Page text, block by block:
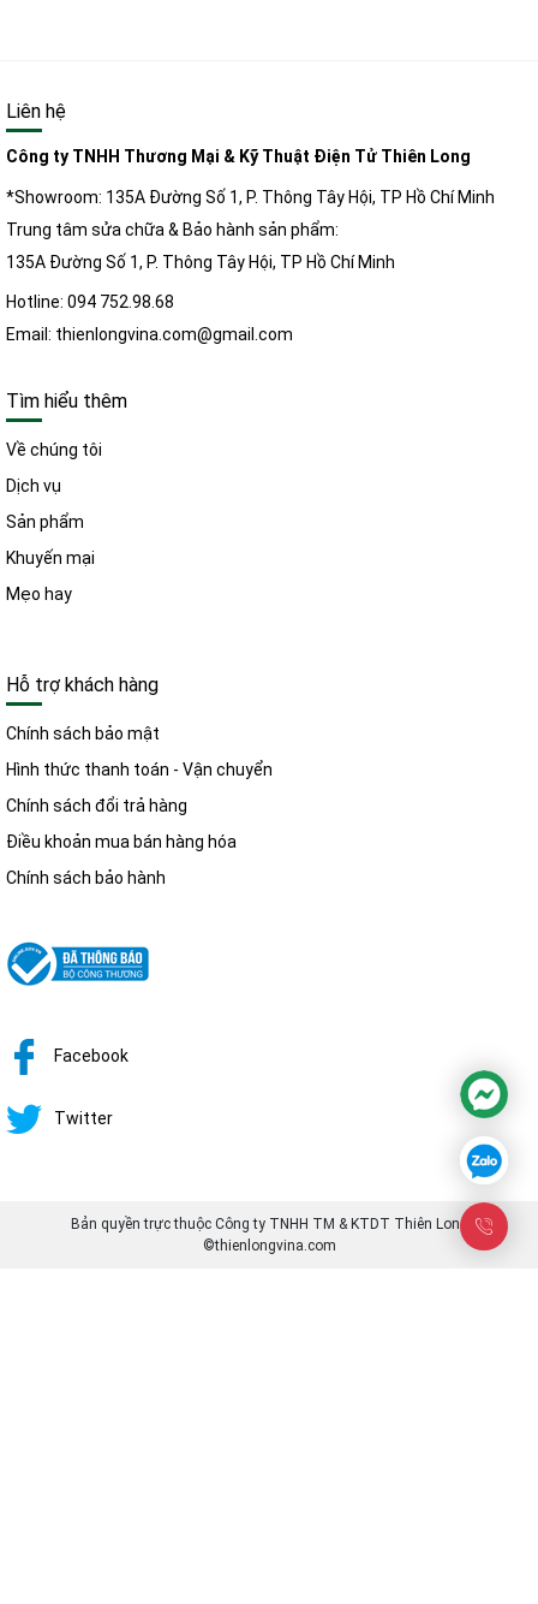
Liên hệ
Công ty TNHH Thương Mại & Kỹ Thuật Điện Tử Thiên Long
*Showroom: 135A Đường Số 1, P. Thông Tây Hội, TP Hồ Chí Minh
Trung tâm sửa chữa & Bảo hành sản phẩm:
135A Đường Số 1, P. Thông Tây Hội, TP Hồ Chí Minh
Hotline: 094 752.98.68
Email: thienlongvina.com@gmail.com
Tìm hiểu thêm
Về chúng tôi
Dịch vụ
Sản phẩm
Khuyến mại
Mẹo hay
Hỗ trợ khách hàng
Chính sách bảo mật
Hình thức thanh toán - Vận chuyển
Chính sách đổi trả hàng
Điều khoản mua bán hàng hóa
Chính sách bảo hành
Facebook
Twitter
Bản quyền trực thuộc Công ty TNHH TM & KTDT Thiên Long
©thienlongvina.com